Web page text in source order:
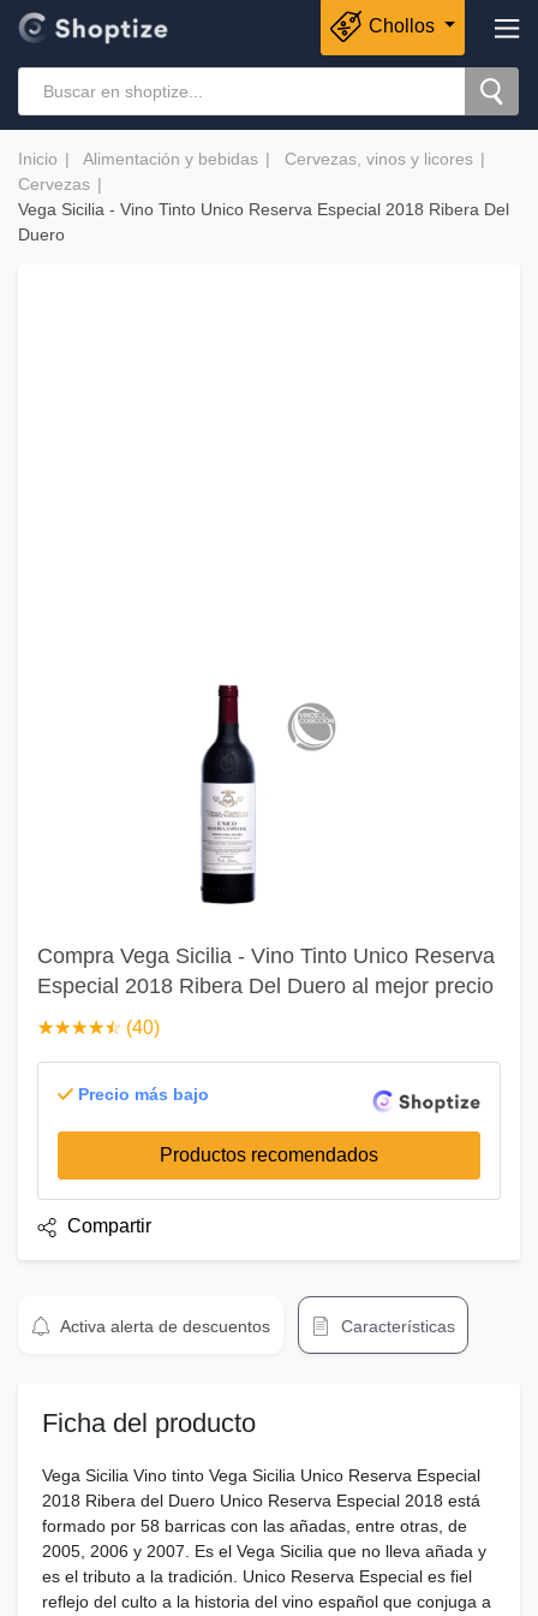
Chollos
Inicio Alimentación y bebidas
Cervezas, vinos y licores
Cervezas
Vega Sicilia - Vino Tinto Unico Reserva Especial 2018 Ribera Del
Duero
Compra Vega Sicilia - Vino Tinto Unico Reserva
Especial 2018 Ribera Del Duero al mejor precio
☆☆☆☆☆
★★★★★ (40)
Precio más bajo
Productos recomendados
Compartir
Activa alerta de descuentos Características
Ficha del producto
Vega Sicilia Vino tinto Vega Sicilia Unico Reserva Especial
2018 Ribera del Duero Unico Reserva Especial 2018 está
formado por 58 barricas con las añadas, entre otras, de
2005, 2006 y 2007. Es el Vega Sicilia que no lleva añada y
es el tributo a la tradición. Unico Reserva Especial es fiel
reflejo del culto a la historia del vino español que conjuga a